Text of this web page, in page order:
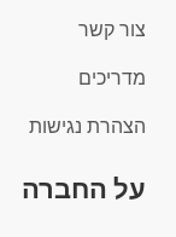
צור קשר
מדריכים
הצהרת נגישות
על החברה